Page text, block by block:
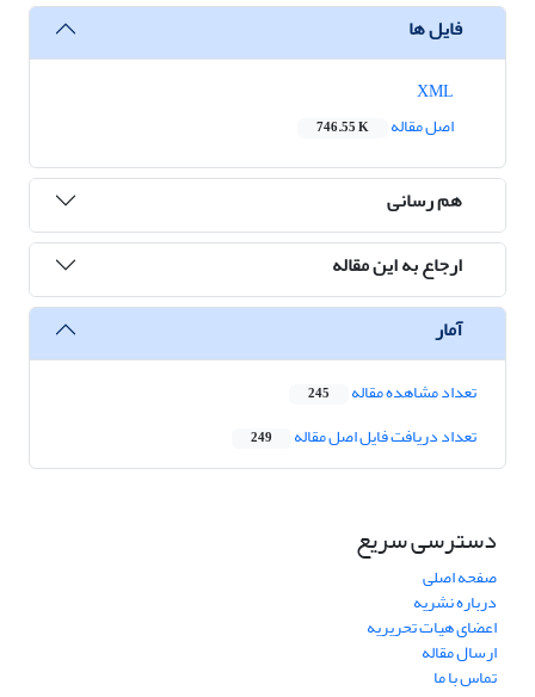
فایل ها
اصل مقاله
746.55 K
هم رسانی
ارجاع به این مقاله
آمار
تعداد مشاهده مقاله 245
تعداد دریافت فایل اصل مقاله 249
دسترسی سریع
صفحه اصلی
درباره نشریه
اعضای هیات تحریریه
ارسال مقاله
تماس با ما